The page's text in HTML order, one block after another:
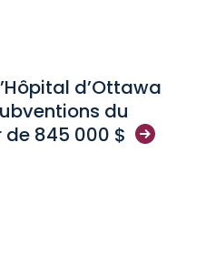
d’Ottawa
du
de 845 000 $